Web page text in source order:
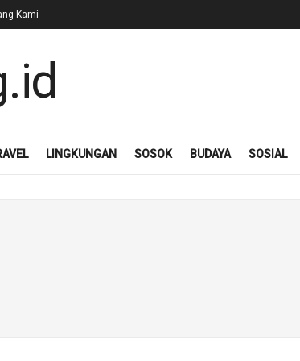
Kami
LINGKUNGAN SOSOK BUDAYA SOSIAL